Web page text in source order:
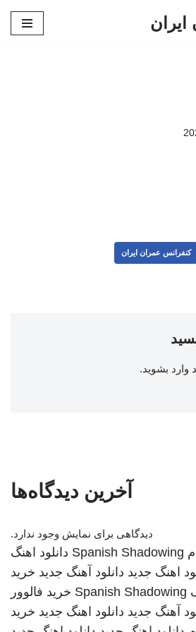
کنفرانس عمران ایران
وارد بشوید.
آخرین دیدگاه‌ها
دیدگاهی برای نمایش وجود ندارد.
Spanish Shadowing دانلود اهنگ
اهنگ جدید دانلود آهنگ جدید خرید
Spanish Shadowing خرید فالوور
آهنگ جدید دانلود اهنگ جدید خرید